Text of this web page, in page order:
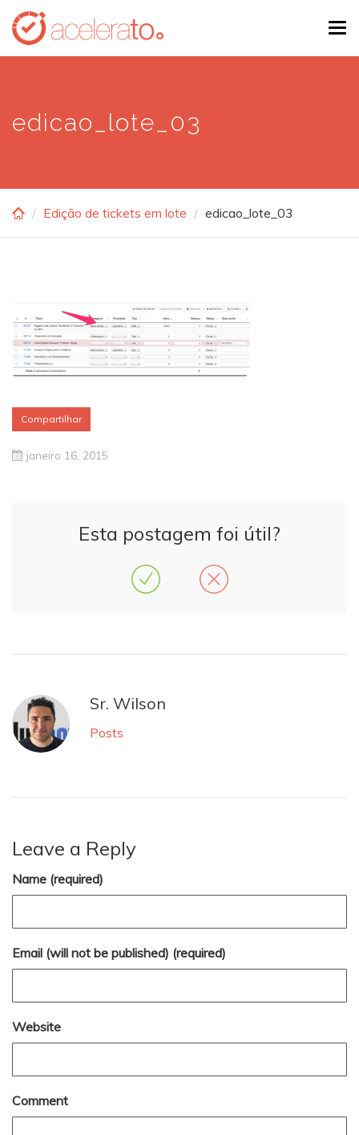
Skip
main
edicao_lote_03
Edição de tickets em lote edicao_lote_03
Compartilhar
janeiro 16, 2015
Esta postagem foi útil?
Sr. Wilson
Posts
Leave a Reply
Name (required)
Email (will not be published) (required)
Website
Comment